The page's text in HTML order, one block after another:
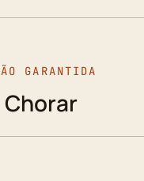
GARANTIDA
Chorar